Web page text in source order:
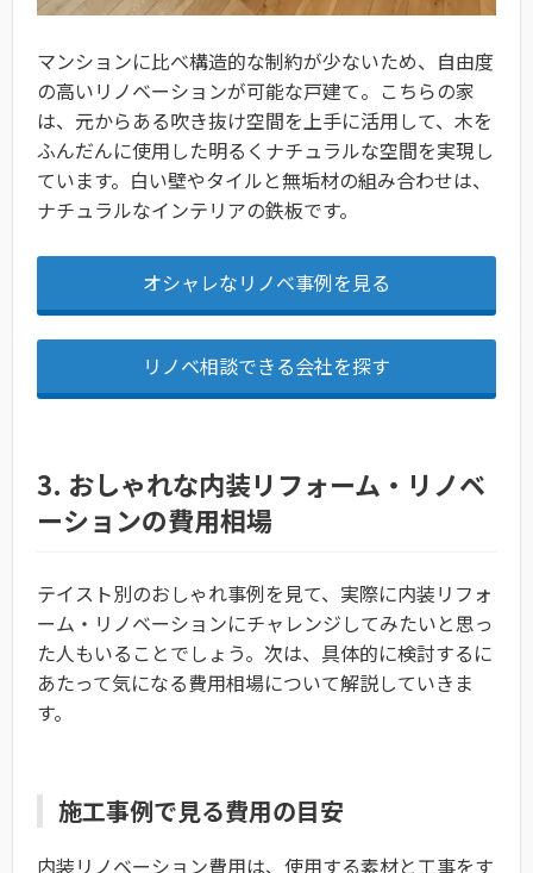
マンションに比べ構造的な制約が少ないため、自由度
の高いリノベーションが可能な戸建て。こちらの家
は、元からある吹き抜け空間を上手に活用して、木を
ふんだんに使用した明るくナチュラルな空間を実現し
ています。白い壁やタイルと無垢材の組み合わせは、
ナチュラルなインテリアの鉄板です。
オシャレなリノベ事例を見る
リノベ相談できる会社を探す
3. おしゃれな内装リフォーム・リノベ
ーションの費用相場
テイスト別のおしゃれ事例を見て、実際に内装リフォ
ーム・リノベーションにチャレンジしてみたいと思っ
た人もいることでしょう。次は、具体的に検討するに
あたって気になる費用相場について解説していきま
す。
施工事例で見る費用の目安
内装リノベーション費用は、使用する素材と工事をす